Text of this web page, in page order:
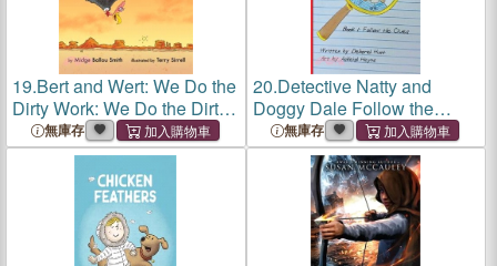
19.Bert and Wert: We Do the
Dirty Work: We Do the Dirty
Work How Turkey Vultures
Help Keep the Earth Clean
無庫存
20.Detective Natty and
Doggy Dale Follow the
Clues無庫存